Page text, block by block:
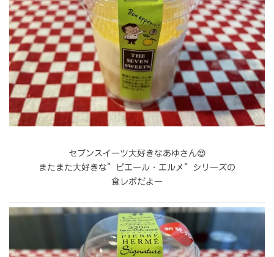
セブンスイーツ大好きなあゆさん😍
またまた大好きな”ピエール・エルメ”シリーズの
食レポだよー